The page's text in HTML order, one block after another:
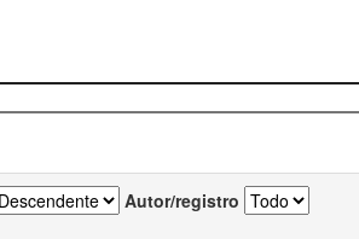
Autor/registro